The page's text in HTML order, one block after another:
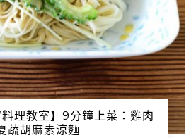
料理教室】9分鐘上菜：雞肉
蔬胡麻素涼麵